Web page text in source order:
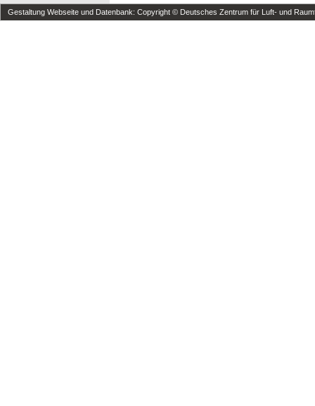
Gestaltung Webseite und Datenbank: Copyright © Deutsches Zentrum für Luft- und